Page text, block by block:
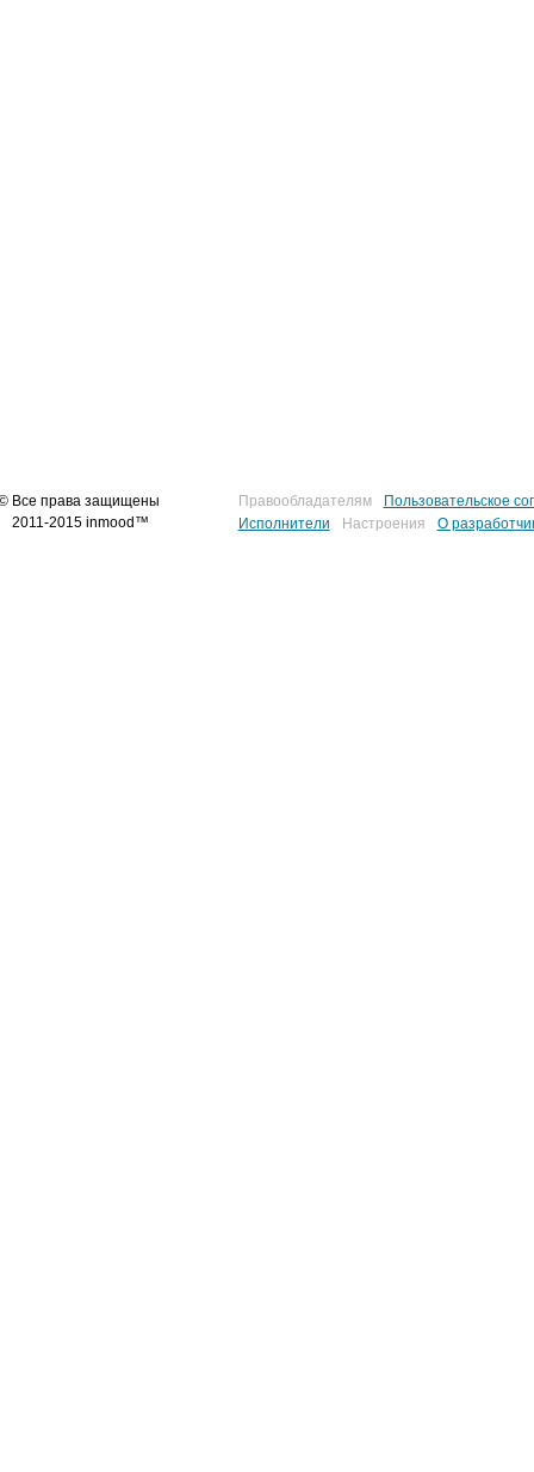
Все права защищены
2011-2015 inmood™
Правообладателям
Пользовательское
Исполнители
Настроения О